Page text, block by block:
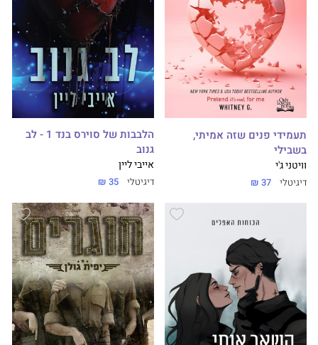
תעמידי פנים שזה אמיתי,
בשבילי
וויטני ג'י
דיגיטלי 37 ₪
הלבבות של סוירס בנד 1 - לב
גנוב
אייבי ליין
דיגיטלי 35 ₪